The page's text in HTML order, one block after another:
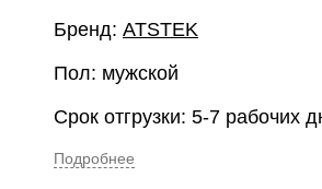
Бренд: ATSTEK
Пол: мужской
Срок отгрузки: 5-7 рабочих
Подробнее